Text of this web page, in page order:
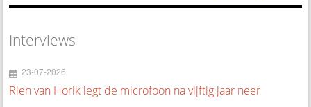
Interviews
23-07-2026
Rien van Horik legt de microfoon na vijftig jaar neer